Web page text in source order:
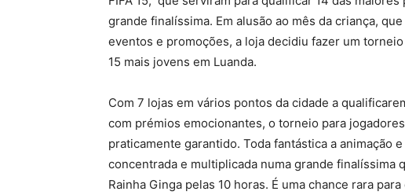
grande finalíssima. Em alusão ao mês da criança,
eventos e promoções, a loja decidiu fazer um
15 mais jovens em Luanda.
Com 7 lojas em vários pontos da cidade a
com prémios emocionantes, o torneio para
praticamente garantido. Toda fantástica a animação
concentrada e multiplicada numa grande finalíssima
Rainha Ginga pelas 10 horas. É uma chance rara